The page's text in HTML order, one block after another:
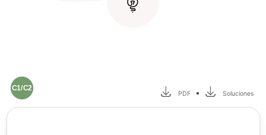
C1/C2
PDF • Soluciones